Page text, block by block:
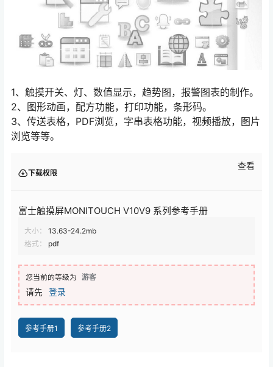
1、触摸开关、灯、数值显示，趋势图，报警图表的制作。
2、图形动画，配方功能，打印功能，条形码。
3、传送表格，PDF浏览，字串表格功能，视频播放，图片
浏览等等。
下载权限
查看
富士触摸屏MONITOUCH V10V9 系列参考手册
大小：
13.63-24.2mb
格式：
pdf
您当前的等级为 游客
请先 登录
参考手册1 参考手册2